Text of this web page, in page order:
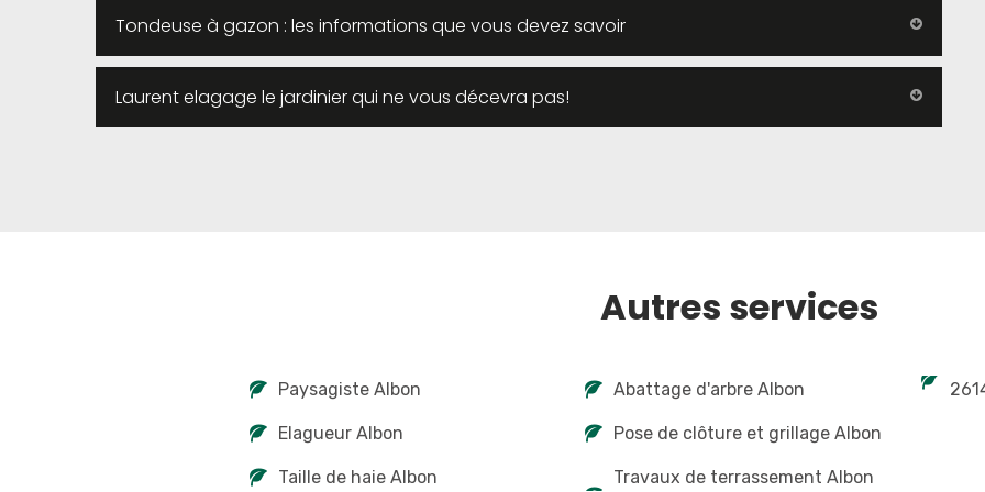
Tondeuse à gazon : les informations que vous devez savoir
Laurent elagage le jardinier qui ne vous décevra pas!
Autres services
Paysagiste Albon
Elagueur Albon
Taille de haie Albon
Abattage d'arbre Albon
Pose de clôture et grillage Albon
Travaux de terrassement Albon